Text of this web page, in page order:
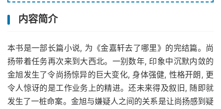
内容简介
本书是一部长篇小说, 为《金嘉轩去了哪里》的完结篇。尚
扬带着任务再次来到大西北。一别数年, 印象中沉默内敛的
金旭发生了令尚扬惊异的巨大变化, 身体强健, 性格开朗, 更
令人惊讶的是工作业务上的精进。还未来得及叙旧, 随即就
发生了一桩命案。金旭与嫌疑人之间的关系是让尚扬感到疑